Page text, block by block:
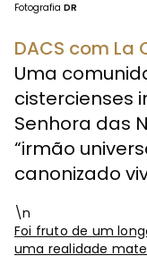
Fotografia DR
DACS com La
Uma
cistercienses
Senhora das
“irmão
canonizado
\n
Foi fruto de um
uma realidade